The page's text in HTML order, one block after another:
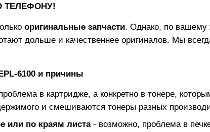
ТЕЛЕФОНУ!
оригинальные запчасти. Однако, по вашему
дольше и качественнее оригиналов. Мы
6100 и причины
в картридже, а конкретно в тонере,
и смешиваются тонеры разных
или по краям листа - возможно, проблема в